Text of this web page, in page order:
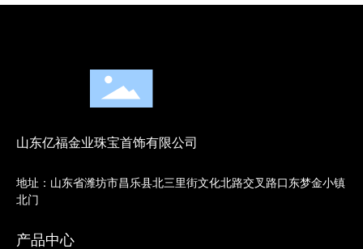
山东亿福金业珠宝首饰有限公司
地址：山东省潍坊市昌乐县北三里街文化北路交叉路口东梦金小镇
北门
产品中心